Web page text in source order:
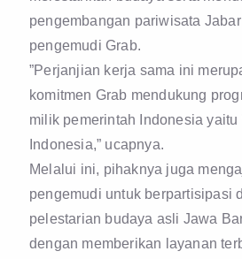
pengembangan pariwisata
pengemudi Grab.
”Perjanjian kerja sama ini
komitmen Grab mendukung
milik pemerintah Indonesia yaitu
Indonesia,” ucapnya.
Melalui ini, pihaknya juga
pengemudi untuk berpartisipasi
pelestarian budaya asli Jawa
dengan memberikan layanan